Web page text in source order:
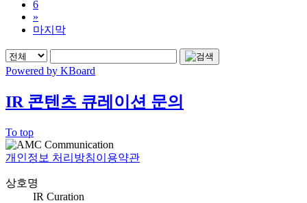
6
»
마지막
Powered by KBoard
IR 콘텐츠 큐레이션 문의
To top
개인정보 처리방침이용약관
상호명
IR Curation